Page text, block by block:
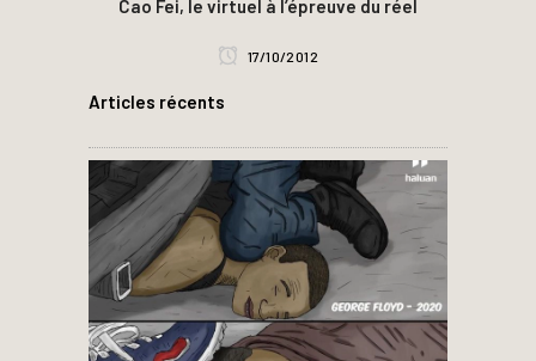
Cao Fei, le virtuel à l’épreuve du réel
17/10/2012
Articles récents